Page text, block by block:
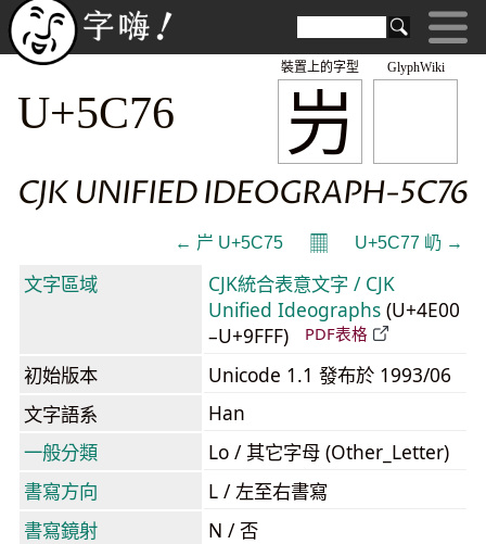
GlyphWiki
屶
裝置上的字型
U+5C76
CJK UNIFIED IDEOGRAPH-5C76
← 屵 U+5C75 𝄜 U+5C77 屷 →
文字區域
CJK統合表意文字 / CJK
Unified Ideographs (U+4E00
–U+9FFF)
PDF表格
初始版本
Unicode 1.1 發布於 1993/06
文字語系
Han
一般分類
Lo / 其它字母 (Other_Letter)
書寫方向
L / 左至右書寫
書寫鏡射
N / 否